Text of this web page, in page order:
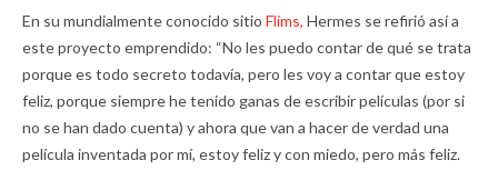
En su mundialmente conocido sitio Flims, Hermes se refirió así a
este proyecto emprendido: “No les puedo contar de qué se trata
porque es todo secreto todavía, pero les voy a contar que estoy
feliz, porque siempre he tenido ganas de escribir películas (por si
no se han dado cuenta) y ahora que van a hacer de verdad una
película inventada por mí, estoy feliz y con miedo, pero más feliz.